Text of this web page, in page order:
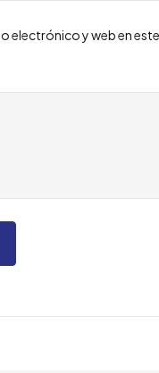
electrónico y web en